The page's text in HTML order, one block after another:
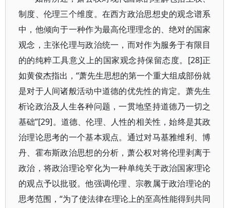
制度、伦理三个维度。在西方政治思想史的观念谱系
中，他倾向于一种作为最高伦理理念的、绝对的国家
观念，主张伦理与政治统一，而对作为服务于有限目
的的纯粹工具意义上的国家观念持保留态度。[28]正
如黄俊杰指出，“萧先生思想的第一个重大组成部份就
是对于人间诸般活动中道德的优先性的肯定。萧先生
析论政治及人生各种问题，一贯地坚持道德乃一切之
基础”[29]。道德、伦理、人性的相关性，始终是其政
治理论思考的一个基本观点。通过对马基雅维利、博
丹、霍布斯政治思想的分析，萧公权对将伦理剥离于
政治，将政治理论窄化为一种单纯关于政治国家理论
的观点予以批驳。他强调伦理、宗教属于政治理论的
思考范围，“为了使法律在理论上的至高性能得到共同